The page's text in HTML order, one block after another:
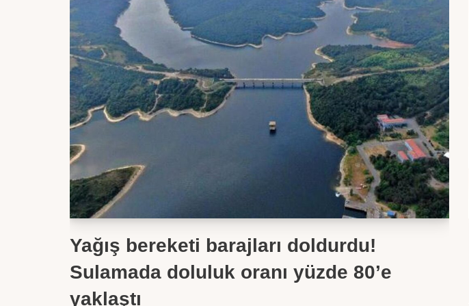
Yağış bereketi barajları doldurdu!
Sulamada doluluk oranı yüzde 80’e
yaklaştı